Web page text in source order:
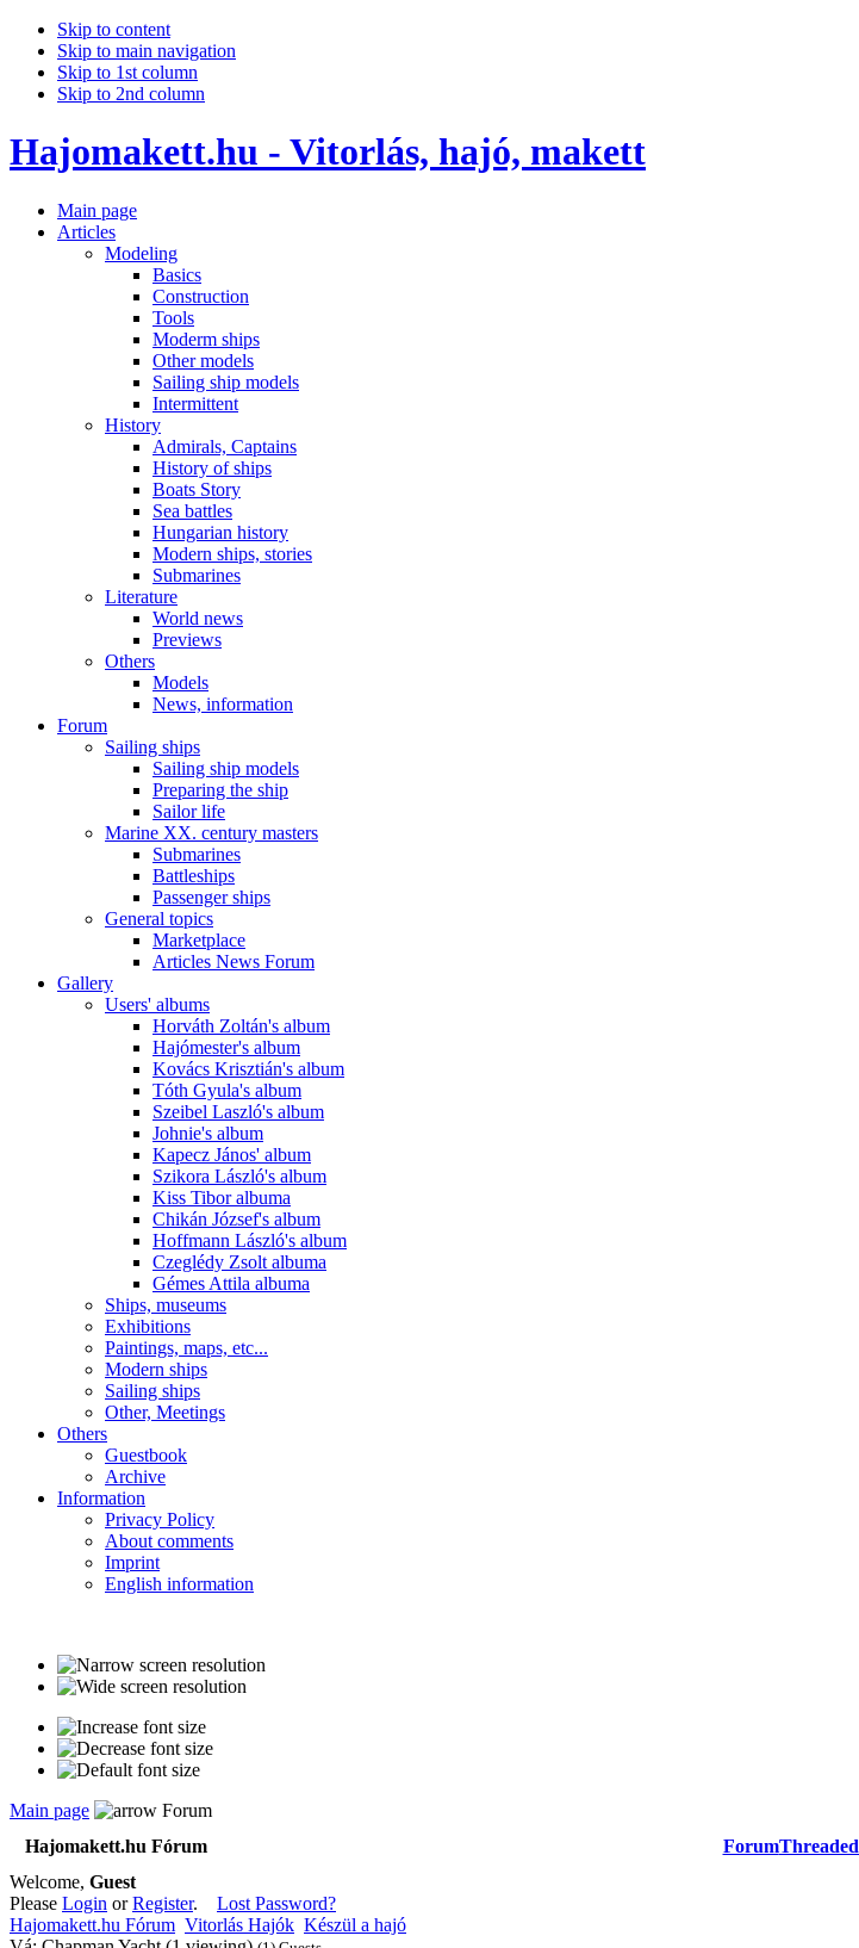
Skip to content
Skip to main navigation
Skip to 1st column
Skip to 2nd column
Hajomakett.hu - Vitorlás, hajó, makett
Main page
Articles
Modeling
Basics
Construction
Tools
Moderm ships
Other models
Sailing ship models
Intermittent
History
Admirals, Captains
History of ships
Boats Story
Sea battles
Hungarian history
Modern ships, stories
Submarines
Literature
World news
Previews
Others
Models
News, information
Forum
Sailing ships
Sailing ship models
Preparing the ship
Sailor life
Marine XX. century masters
Submarines
Battleships
Passenger ships
General topics
Marketplace
Articles News Forum
Gallery
Users' albums
Horváth Zoltán's album
Hajómester's album
Kovács Krisztián's album
Tóth Gyula's album
Szeibel Laszló's album
Johnie's album
Kapecz János' album
Szikora László's album
Kiss Tibor albuma
Chikán József's album
Hoffmann László's album
Czeglédy Zsolt albuma
Gémes Attila albuma
Ships, museums
Exhibitions
Paintings, maps, etc...
Modern ships
Sailing ships
Other, Meetings
Others
Guestbook
Archive
Information
Privacy Policy
About comments
Imprint
English information
Main page
Forum
Hajomakett.hu Fórum
Forum
Welcome, Guest
Please Login orRegister. Lost Password?
Hajomakett.hu Fórum Vitorlás Hajók Készül a hajó